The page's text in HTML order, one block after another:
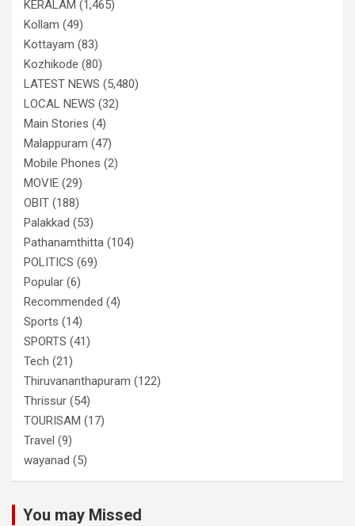
KERALAM (1,465)
Kollam (49)
Kottayam (83)
Kozhikode (80)
LATEST NEWS (5,480)
LOCAL NEWS (32)
Main Stories (4)
Malappuram (47)
Mobile Phones (2)
MOVIE (29)
OBIT (188)
Palakkad (53)
Pathanamthitta (104)
POLITICS (69)
Popular (6)
Recommended (4)
Sports (14)
SPORTS (41)
Tech (21)
Thiruvananthapuram (122)
Thrissur (54)
TOURISAM (17)
Travel (9)
wayanad (5)
You may Missed